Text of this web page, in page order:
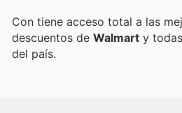
Con tiene acceso total a las
descuentos de Walmart y
del país.